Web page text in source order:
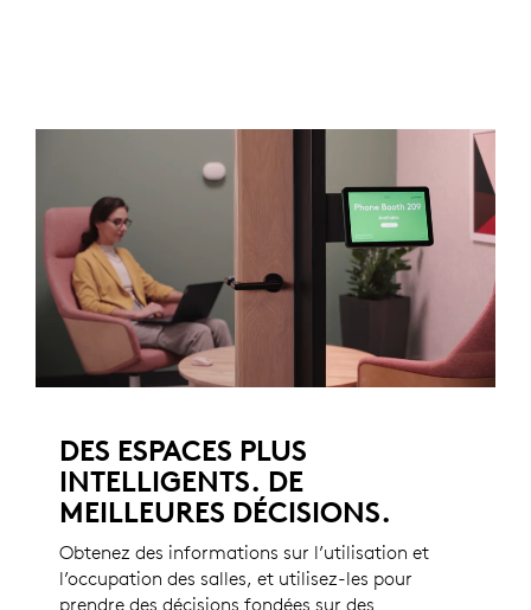
DES ESPACES PLUS
INTELLIGENTS. DE
MEILLEURES DÉCISIONS.
Obtenez des informations sur l’utilisation et
l’occupation des salles, et utilisez-les pour
prendre des décisions fondées sur des